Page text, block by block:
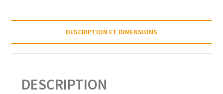
DESCRIPTION ET DIMENSIONS
DESCRIPTION